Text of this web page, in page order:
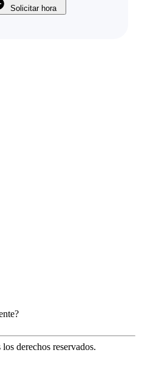
Solicitar hora
los derechos reservados.